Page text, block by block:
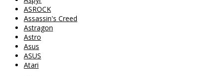
ASROCK
Assassin's Creed
Astragon
Astro
Asus
ASUS
Atari